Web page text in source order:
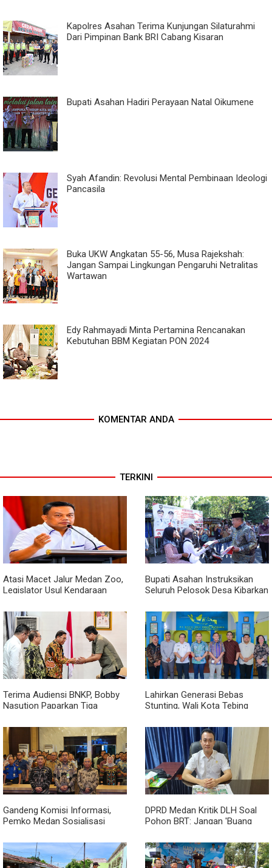
Kapolres Asahan Terima Kunjungan Silaturahmi
Dari Pimpinan Bank BRI Cabang Kisaran
Bupati Asahan Hadiri Perayaan Natal Oikumene
Syah Afandin: Revolusi Mental Pembinaan Ideologi
Pancasila
Buka UKW Angkatan 55-56, Musa Rajekshah:
Jangan Sampai Lingkungan Pengaruhi Netralitas
Wartawan
Edy Rahmayadi Minta Pertamina Rencanakan
Kebutuhan BBM Kegiatan PON 2024
KOMENTAR ANDA
TERKINI
Atasi Macet Jalur Medan Zoo,
Legislator Usul Kendaraan
Royal Sumatera
Bupati Asahan Instruksikan
Seluruh Pelosok Desa Kibarkan
Terima Audiensi BNKP, Bobby
Nasution Paparkan Tiga
Kepulauan Nias
Lahirkan Generasi Bebas
Stunting, Wali Kota Tebing
SP3 Catin
Gandeng Komisi Informasi,
Pemko Medan Sosialisasi
DPRD Medan Kritik DLH Soal
Pohon BRT: Jangan 'Buang